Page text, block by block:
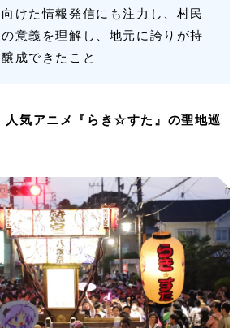
けた情報発信にも注力し、村民
意義を理解し、地元に誇りが持
成できたこと
人気アニメ『らき☆すた』の聖地巡